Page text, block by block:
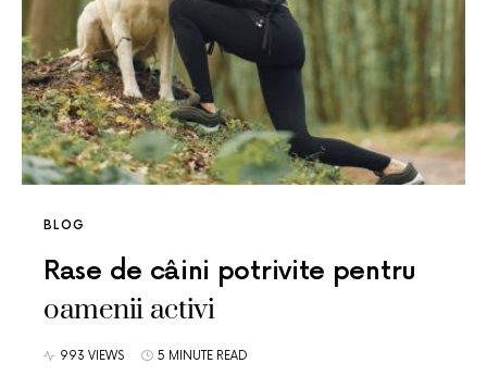
BLOG
Rase de câini potrivite pentru
oamenii activi
993 VIEWS 5 MINUTE READ